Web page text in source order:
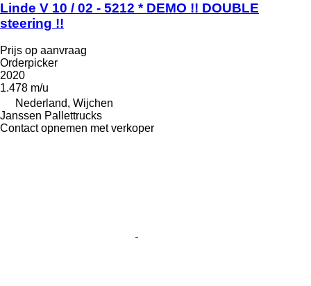
Linde V 10 / 02 - 5212 * DEMO !! DOUBLE
steering !!
Prijs op aanvraag
Orderpicker
2020
1.478 m/u
Nederland, Wijchen
Janssen Pallettrucks
Contact opnemen met verkoper